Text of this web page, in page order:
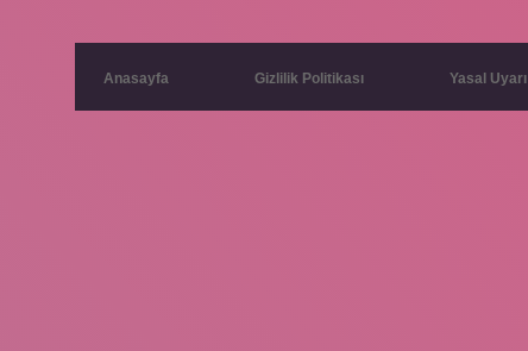
Anasayfa Gizlilik Politikası Yasal Uyarı